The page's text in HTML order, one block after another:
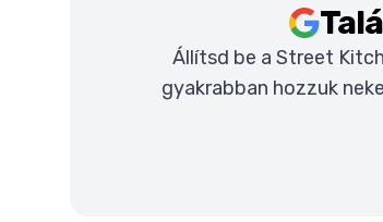
Állítsd be a Street
gyakrabban hozzuk